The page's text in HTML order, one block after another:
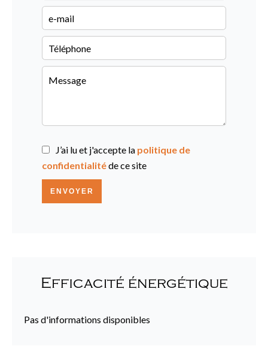
J’ai lu et j'accepte la politique de
confidentialitéde ce site
ENVOYER
Efficacité énergétique
Pas d'informations disponibles